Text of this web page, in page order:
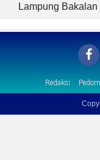
Lampung
Redaksi